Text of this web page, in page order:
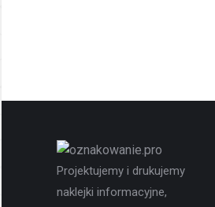
Projektujemy i drukujemy
naklejki informacyjne,